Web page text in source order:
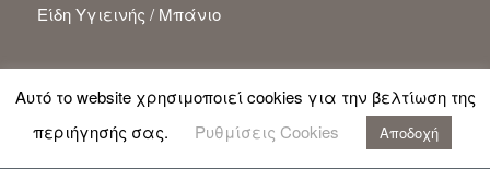
Είδη Υγιεινής / Μπάνιο
© Copyright - Gioxas AEBE | Πολιτική Απορρήτου
Αυτό το website χρησιμοποιεί cookies για την βελτίωση της
περιήγησής σας.
Ρυθμίσεις Cookies Αποδοχή